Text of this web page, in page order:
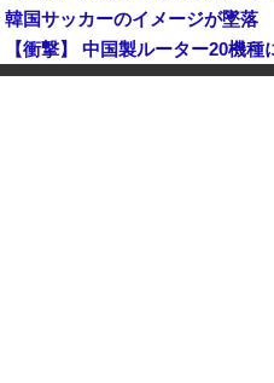
韓国サッカーのイメージが墜落